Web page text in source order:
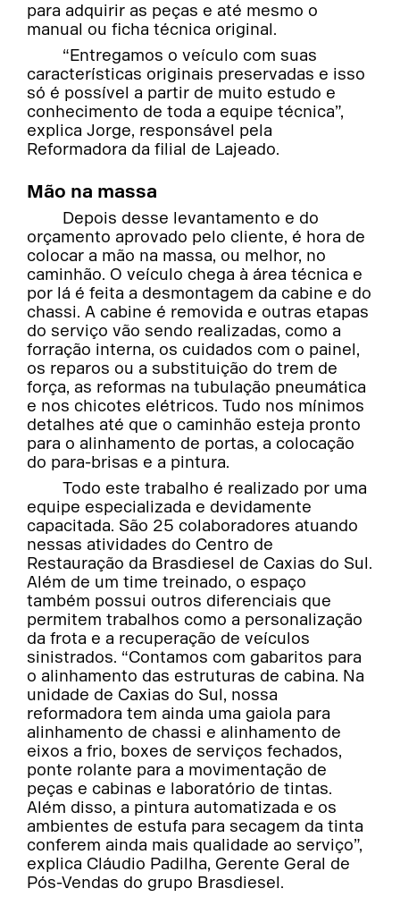
para adquirir as peças e até mesmo o
manual ou ficha técnica original.
“Entregamos o veículo com suas
características originais preservadas e isso
só é possível a partir de muito estudo e
conhecimento de toda a equipe técnica”,
explica Jorge, responsável pela
Reformadora da filial de Lajeado.
Mão na massa
Depois desse levantamento e do
orçamento aprovado pelo cliente, é hora de
colocar a mão na massa, ou melhor, no
caminhão. O veículo chega à área técnica e
por lá é feita a desmontagem da cabine e do
chassi. A cabine é removida e outras etapas
do serviço vão sendo realizadas, como a
forração interna, os cuidados com o painel,
os reparos ou a substituição do trem de
força, as reformas na tubulação pneumática
e nos chicotes elétricos. Tudo nos mínimos
detalhes até que o caminhão esteja pronto
para o alinhamento de portas, a colocação
do para-brisas e a pintura.
Todo este trabalho é realizado por uma
equipe especializada e devidamente
capacitada. São 25 colaboradores atuando
nessas atividades do Centro de
Restauração da Brasdiesel de Caxias do Sul.
Além de um time treinado, o espaço
também possui outros diferenciais que
permitem trabalhos como a personalização
da frota e a recuperação de veículos
sinistrados. “Contamos com gabaritos para
o alinhamento das estruturas de cabina. Na
unidade de Caxias do Sul, nossa
reformadora tem ainda uma gaiola para
alinhamento de chassi e alinhamento de
eixos a frio, boxes de serviços fechados,
ponte rolante para a movimentação de
peças e cabinas e laboratório de tintas.
Além disso, a pintura automatizada e os
ambientes de estufa para secagem da tinta
conferem ainda mais qualidade ao serviço”,
explica Cláudio Padilha, Gerente Geral de
Pós-Vendas do grupo Brasdiesel.